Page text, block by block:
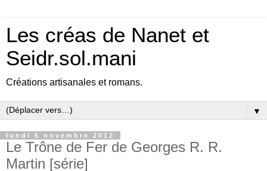
Les créas de Nanet et
Seidr.sol.mani
Créations artisanales et romans.
▼
lundi 5 novembre 2012
Le Trône de Fer de Georges R. R.
Martin [série]